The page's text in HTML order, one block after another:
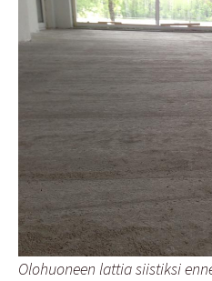
Olohuoneen lattia siistiksi